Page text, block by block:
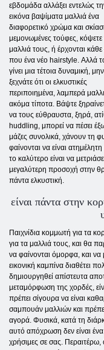
εβδομάδα αλλάξει εντελώς
εικόνα βαψίματα μαλλιά ένα
διαφορετικό χρώμα και
μεμονωμένες τούφες, κόψετε
μαλλιά τους, ή έρχονται
που ένα νέο hairstyle. Αλλά
γίνει μια τέτοια δυναμική, μην
ξεχνάτε ότι οι ελκυστικές
περιποιημένα, λαμπερά
ακόμα τίποτα. Βάψτε
να τους εύθραυστα, ξηρά,
huddling, μπορεί να πέσει
μάζες συνολικά, χάνουν τη
φαίνονται να είναι
το καλύτερο είναι να
μεγαλύτερη προσοχή στην
πάντα ελκυστική.
είναι πάντα στην
Παιχνίδια κομμωτή για τα
για τα μαλλιά τους, και θα
να φαίνονται όμορφα, και
εικονική καμπίνα διαθέτει
δημιουργηθεί απίστευτα
μεταμόρφωση της χορδές,
πρέπει σίγουρα να είναι
σαμπουάν μαλλιών και
αγορά. Φυσικά, κατά τη
αυτό απόχρωση δεν είναι
χρήσιμες σε σας. Περαιτέρω,